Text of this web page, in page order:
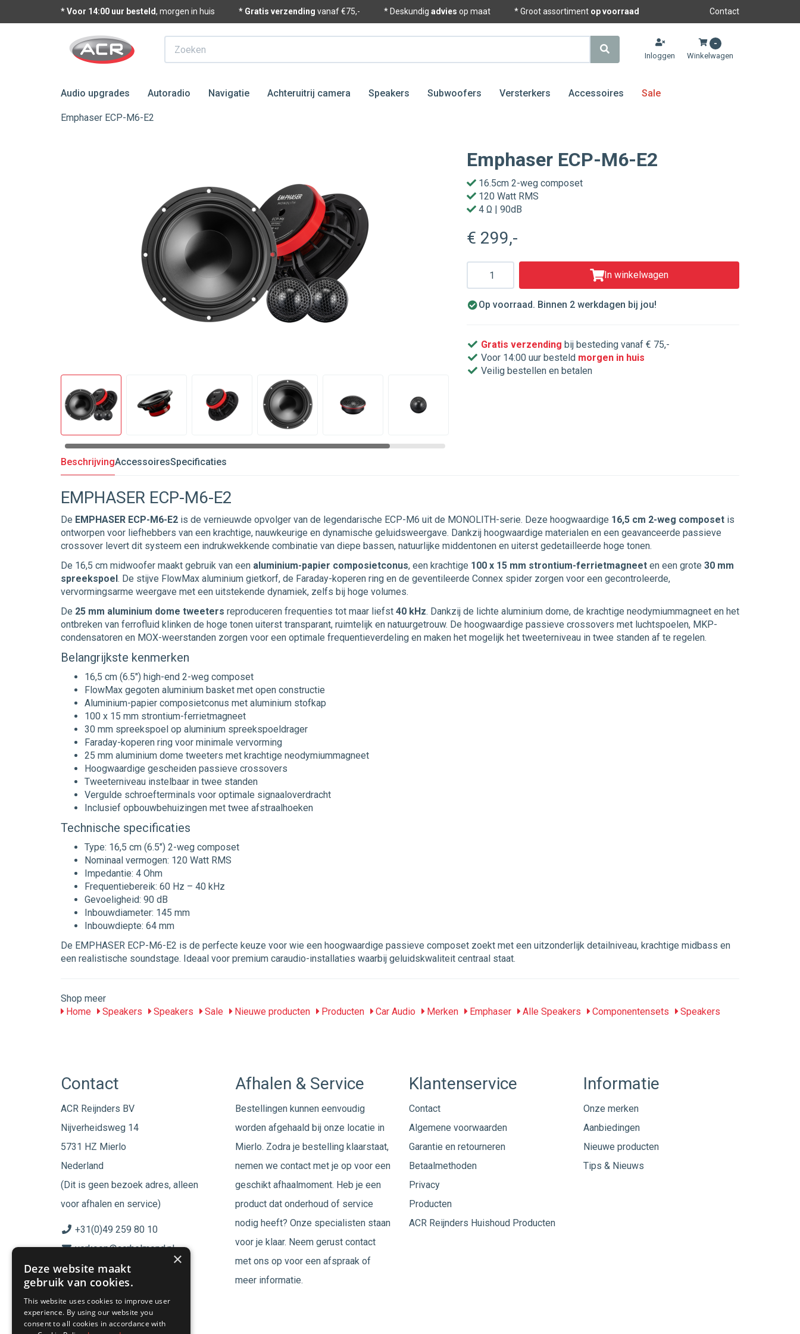
* Voor 14:00 uur besteld, morgen in huis * Gratis verzending vanaf €75,- * Deskundig advies op maat * Groot assortiment op voorraad Contact
Zoeken
Inloggen
-
Winkelwagen
Audio upgrades Autoradio Navigatie Achteruitrij camera Speakers Subwoofers Versterkers Accessoires Sale
Emphaser ECP-M6-E2
Emphaser ECP-M6-E2
16.5cm 2-weg composet
120 Watt RMS
4 Ω | 90dB
€ 299,-
Aantal
In winkelwagen
Op voorraad. Binnen 2 werkdagen bij jou!
Gratis verzending bij besteding vanaf € 75,-
Voor 14:00 uur besteld morgen in huis
Veilig bestellen en betalen
BeschrijvingAccessoiresSpecificaties
EMPHASER ECP-M6-E2
De EMPHASER ECP-M6-E2 is de vernieuwde opvolger van de legendarische ECP-M6 uit de MONOLITH-serie. Deze hoogwaardige 16,5 cm 2-weg composet is
ontworpen voor liefhebbers van een krachtige, nauwkeurige en dynamische geluidsweergave. Dankzij hoogwaardige materialen en een geavanceerde passieve
crossover levert dit systeem een indrukwekkende combinatie van diepe bassen, natuurlijke middentonen en uiterst gedetailleerde hoge tonen.
De 16,5 cm midwoofer maakt gebruik van een aluminium-papier composietconus, een krachtige 100 x 15 mm strontium-ferrietmagneet en een grote 30 mm
spreekspoel. De stijve FlowMax aluminium gietkorf, de Faraday-koperen ring en de geventileerde Connex spider zorgen voor een gecontroleerde,
vervormingsarme weergave met een uitstekende dynamiek, zelfs bij hoge volumes.
De 25 mm aluminium dome tweeters reproduceren frequenties tot maar liefst 40 kHz. Dankzij de lichte aluminium dome, de krachtige neodymiummagneet en het
ontbreken van ferrofluid klinken de hoge tonen uiterst transparant, ruimtelijk en natuurgetrouw. De hoogwaardige passieve crossovers met luchtspoelen, MKP-
condensatoren en MOX-weerstanden zorgen voor een optimale frequentieverdeling en maken het mogelijk het tweeterniveau in twee standen af te regelen.
Belangrijkste kenmerken
16,5 cm (6.5") high-end 2-weg composet
FlowMax gegoten aluminium basket met open constructie
Aluminium-papier composietconus met aluminium stofkap
100 x 15 mm strontium-ferrietmagneet
30 mm spreekspoel op aluminium spreekspoeldrager
Faraday-koperen ring voor minimale vervorming
25 mm aluminium dome tweeters met krachtige neodymiummagneet
Hoogwaardige gescheiden passieve crossovers
Tweeterniveau instelbaar in twee standen
Vergulde schroefterminals voor optimale signaaloverdracht
Inclusief opbouwbehuizingen met twee afstraalhoeken
Technische specificaties
Type: 16,5 cm (6.5") 2-weg composet
Nominaal vermogen: 120 Watt RMS
Impedantie: 4 Ohm
Frequentiebereik: 60 Hz – 40 kHz
Gevoeligheid: 90 dB
Inbouwdiameter: 145 mm
Inbouwdiepte: 64 mm
De EMPHASER ECP-M6-E2 is de perfecte keuze voor wie een hoogwaardige passieve composet zoekt met een uitzonderlijk detailniveau, krachtige midbass en
een realistische soundstage. Ideaal voor premium caraudio-installaties waarbij geluidskwaliteit centraal staat.
Shop meer
Home
Speakers Speakers Sale Nieuwe producten Producten Car Audio Merken Emphaser Alle Speakers Componentensets Speakers
Contact
ACR Reijnders BV
Nijverheidsweg 14
5731 HZ Mierlo
Nederland
(Dit is geen bezoek adres, alleen
voor afhalen en service)
+31(0)49 259 80 10
verkoop@acrhelmond.nl
KvK nummer: 17025674
Volg ons op
Afhalen & Service
Bestellingen kunnen eenvoudig
worden afgehaald bij onze locatie in
Mierlo. Zodra je bestelling klaarstaat,
nemen we contact met je op voor een
geschikt afhaalmoment. Heb je een
product dat onderhoud of service
nodig heeft? Onze specialisten staan
voor je klaar. Neem gerust contact
met ons op voor een afspraak of
meer informatie.
Klantenservice
Contact
Algemene voorwaarden
Garantie en retourneren
Betaalmethoden
Privacy
Producten
ACR Reijnders Huishoud Producten
Informatie
Onze merken
Aanbiedingen
Nieuwe producten
Tips & Nieuws
×
Deze website maakt
gebruik van cookies.
This website uses cookies to improve user
experience. By using our website you
consent to all cookies in accordance with